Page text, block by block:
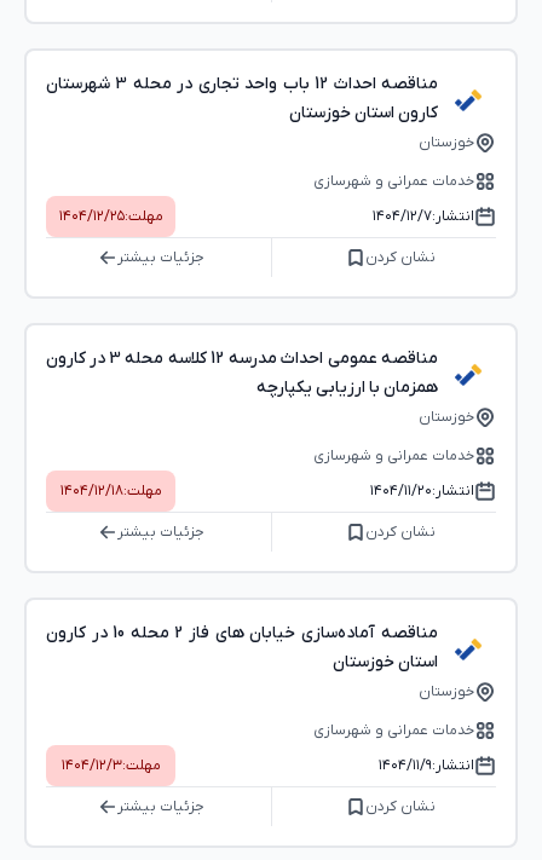
مناقصه احداث 12 باب واحد تجاری در محله 3 شهرستان
کارون استان خوزستان
خوزستان
خدمات عمرانی و شهرسازی
انتشار:۱۴۰۴/۱۲/۷ مهلت:۱۴۰۴/۱۲/۲۵
نشان کردن جزئیات بیشتر
مناقصه عمومی احداث مدرسه 12 کلاسه محله 3 در کارون
همزمان با ارزیابی یکپارچه
خوزستان
خدمات عمرانی و شهرسازی
انتشار:۱۴۰۴/۱۱/۲۰ مهلت:۱۴۰۴/۱۲/۱۸
نشان کردن جزئیات بیشتر
مناقصه آماده‌سازی خیابان های فاز 2 محله 10 در کارون
استان خوزستان
خوزستان
خدمات عمرانی و شهرسازی
انتشار:۱۴۰۴/۱۱/۹ مهلت:۱۴۰۴/۱۲/۳
نشان کردن جزئیات بیشتر